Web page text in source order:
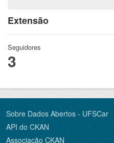
Extensão
Seguidores
3
Sobre Dados Abertos - UFSCar
API do CKAN
Associação CKAN